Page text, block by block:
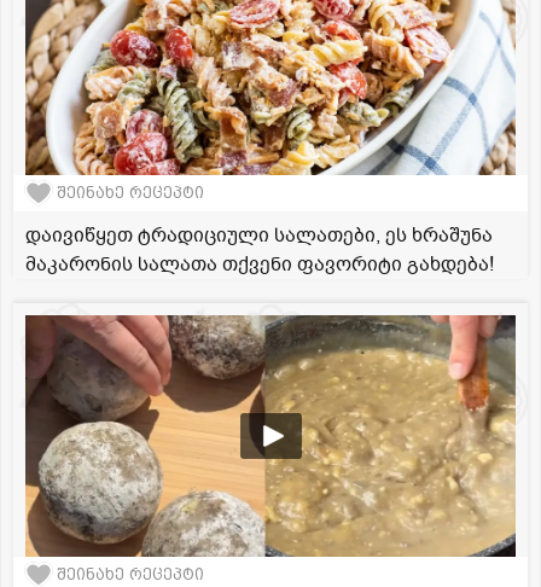
შეინახე რეცეპტი
დაივიწყეთ ტრადიციული სალათები, ეს ხრაშუნა
მაკარონის სალათა თქვენი ფავორიტი გახდება!
შეინახე რეცეპტი